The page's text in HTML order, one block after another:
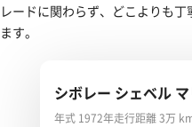
レードに関わらず、どこよりも
ます。
シボレー シェベル
年式 1972年走行距離 3万